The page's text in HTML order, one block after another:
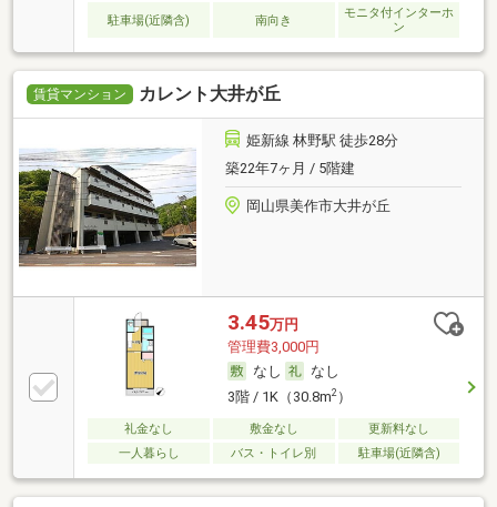
駐車場(近隣含) 南向き
モニタ付インターホ
ン
賃貸マンション カレント大井が丘
姫新線 林野駅 徒歩28分
築22年7ヶ月 / 5階建
岡山県美作市大井が丘
3.45万円
管理費3,000円
なし
なし
3階 / 1K（30.8m2）
礼金なし 敷金なし
更新料なし
一人暮らし
バス・トイレ別 駐車場(近隣含)